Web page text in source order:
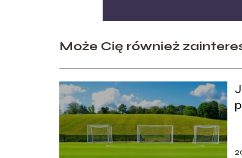
Może Cię również